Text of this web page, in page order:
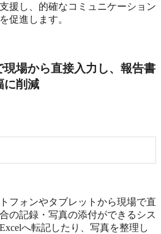
援し、的確なコミュニケーション
促進します。
現場から直接入力し、報告書
に削減
フォンやタブレットから現場で直
の記録・写真の添付ができるシス
へ転記したり、写真を整理し